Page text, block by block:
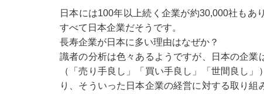
日本には100年以上続く企業が約30,000社も
すべて日本企業だそうです。
長寿企業が日本に多い理由はなぜか？
識者の分析は色々あるようですが、日本の企
（「売り手良し」「買い手良し」「世間良し
り、そういった日本企業の経営に対する取り